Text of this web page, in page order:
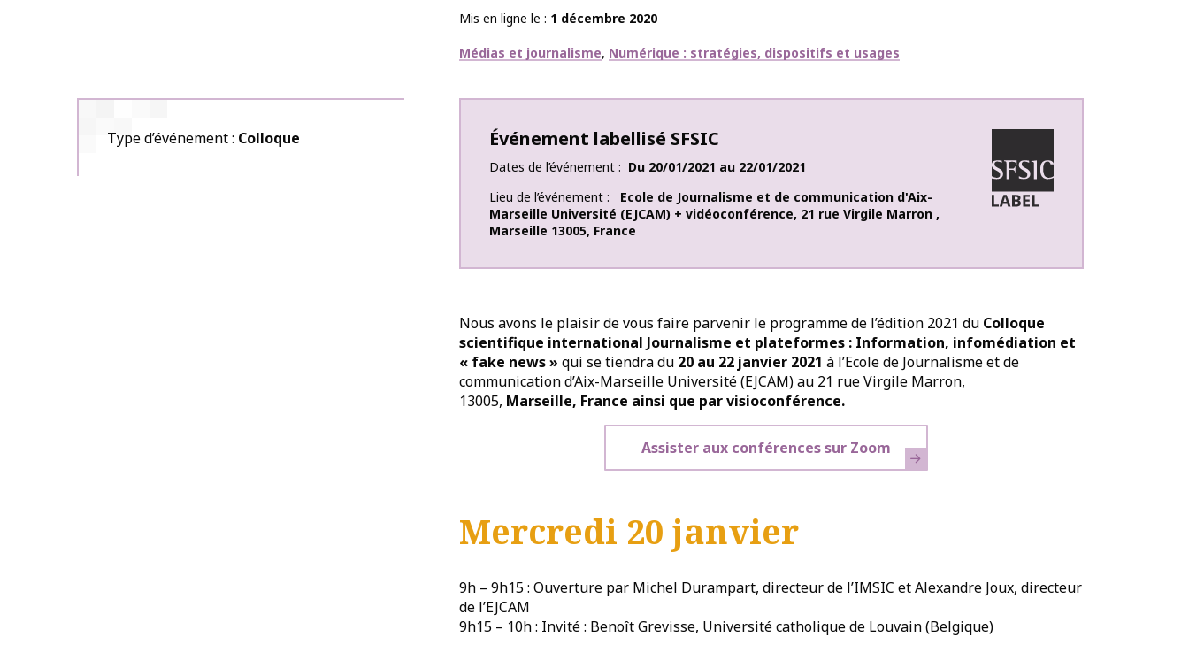
Mis en ligne le
1 décembre 2020
Thématiques
Médias et journalisme Numérique : stratégies, dispositifs et usages
Type d’événement Colloque Événement labellisé SFSIC
Dates de l’événement Du 20/01/2021 au 22/01/2021
Lieu de l’événement
Ecole de Journalisme et de communication d'Aix-
Marseille Université (EJCAM) + vidéoconférence, 21 rue Virgile Marron ,
Marseille 13005, France
Nous avons le plaisir de vous faire parvenir le programme de l’édition 2021 du Colloque
scientifique international Journalisme et plateformes : Information, infomédiation et
« fake news » qui se tiendra du 20 au 22 janvier 2021 à l’Ecole de Journalisme et de
communication d’Aix-Marseille Université (EJCAM) au 21 rue Virgile Marron,
13005, Marseille, France ainsi que par visioconférence.
Assister aux conférences sur Zoom
Mercredi 20 janvier
9h – 9h15 : Ouverture par Michel Durampart, directeur de l’IMSIC et Alexandre Joux, directeur
de l’EJCAM
9h15 – 10h : Invité : Benoît Grevisse, Université catholique de Louvain (Belgique)